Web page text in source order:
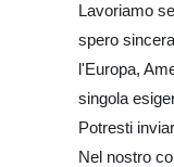
Lavoriamo
spero
l'Europa,
singola
Potresti
Nel nostro